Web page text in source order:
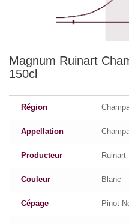
Magnum Ruinart
150cl
Région
Appellation
Producteur Ruinart
Couleur Blanc
Cépage Pinot